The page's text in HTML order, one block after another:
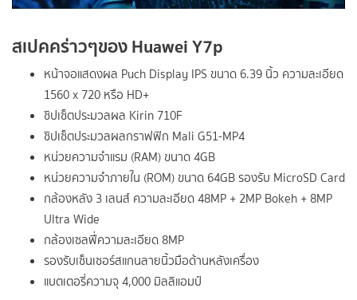
สเปคคร่าวๆของ Huawei Y7p
หน้าจอแสดงผล Puch Display IPS ขนาด 6.39 นิ้ว ความละเอียด
1560 x 720 หรือ HD+
ชิปเซ็ตประมวลผล Kirin 710F
ชิปเซ็ตประมวลผลกราฟฟิก Mali G51-MP4
หน่วยความจำแรม (RAM) ขนาด 4GB
หน่วยความจำภายใน (ROM) ขนาด 64GB รองรับ MicroSD Card
กล้องหลัง 3 เลนส์ ความละเอียด 48MP + 2MP Bokeh + 8MP
Ultra Wide
กล้องเซลฟี่ความละเอียด 8MP
รองรับเซ็นเซอร์สแกนลายนิ้วมือด้านหลังเครื่อง
แบตเตอรี่ความจุ 4,000 มิลลิแอมป์